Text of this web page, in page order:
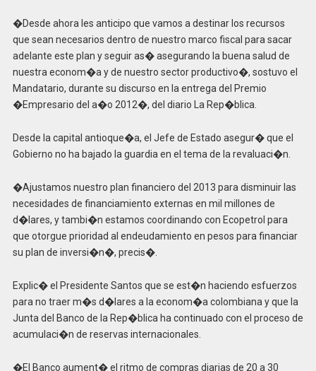
�Desde ahora les anticipo que vamos a destinar los recursos
que sean necesarios dentro de nuestro marco fiscal para sacar
adelante este plan y seguir as� asegurando la buena salud de
nuestra econom�a y de nuestro sector productivo�, sostuvo el
Mandatario, durante su discurso en la entrega del Premio
�Empresario del a�o 2012�, del diario La Rep�blica.
Desde la capital antioque�a, el Jefe de Estado asegur� que el
Gobierno no ha bajado la guardia en el tema de la revaluaci�n.
�Ajustamos nuestro plan financiero del 2013 para disminuir las
necesidades de financiamiento externas en mil millones de
d�lares, y tambi�n estamos coordinando con Ecopetrol para
que otorgue prioridad al endeudamiento en pesos para financiar
su plan de inversi�n�, precis�.
Explic� el Presidente Santos que se est�n haciendo esfuerzos
para no traer m�s d�lares a la econom�a colombiana y que la
Junta del Banco de la Rep�blica ha continuado con el proceso de
acumulaci�n de reservas internacionales.
�El Banco aument� el ritmo de compras diarias de 20 a 30